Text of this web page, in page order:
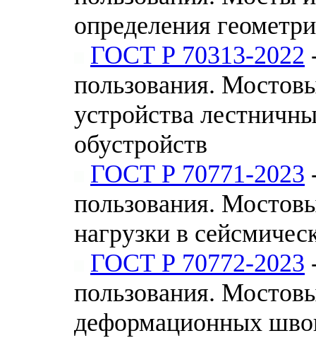
определения
ГОСТ Р 70313-2022
пользования.
устройства
обустройств
ГОСТ Р 70771-2023
пользования.
нагрузки в
ГОСТ Р 70772-2023
пользования.
деформационных